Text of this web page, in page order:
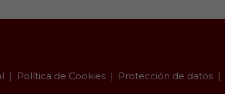
Política de Cookies Protección de datos